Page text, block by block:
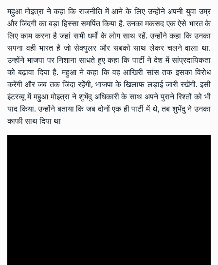
महुआ मोइत्रा ने कहा कि राजनीति में आने के लिए उन्होंने अपनी युवा उम्र
और जिंदगी का बड़ा हिस्सा समर्पित किया है. उनका मकसद एक ऐसे भारत के
लिए काम करना है जहां सभी धर्मों के लोग साथ रहें. उन्होंने कहा कि उनका
सपना वही भारत है जो सेक्युलर और सबको साथ लेकर चलने वाला था.
उन्होंने भाजपा पर निशाना साधते हुए कहा कि पार्टी ने देश में सांप्रदायिकता
को बढ़ावा दिया है. महुआ ने कहा कि वह आखिरी सांस तक इसका विरोध
करेंगी और जब तक जिंदा रहेंगी, भाजपा के खिलाफ लड़ाई जारी रखेंगी. इसी
इंटरव्यू में महुआ मोइत्रा ने शुभेंदु अधिकारी के साथ अपने पुराने रिश्तों को भी
याद किया. उन्होंने बताया कि जब दोनों एक ही पार्टी में थे, तब शुभेंदु ने उनका
काफी साथ दिया था